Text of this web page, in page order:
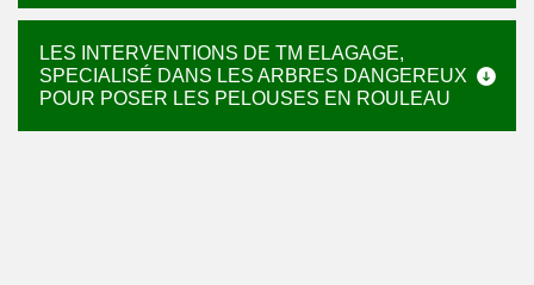
LES INTERVENTIONS DE TM ELAGAGE,
SPECIALISÉ DANS LES ARBRES DANGEREUX
POUR POSER LES PELOUSES EN ROULEAU